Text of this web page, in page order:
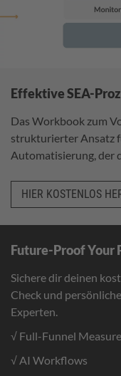
Effektive SEA-
Das Workbook zum
strukturierter Ansatz
Automatisierung, der
HIER KOSTENLOS
Future-Proof Your
Sichere dir deinen
Check und
Experten.
√ Full-Funnel
√ AI Workflows